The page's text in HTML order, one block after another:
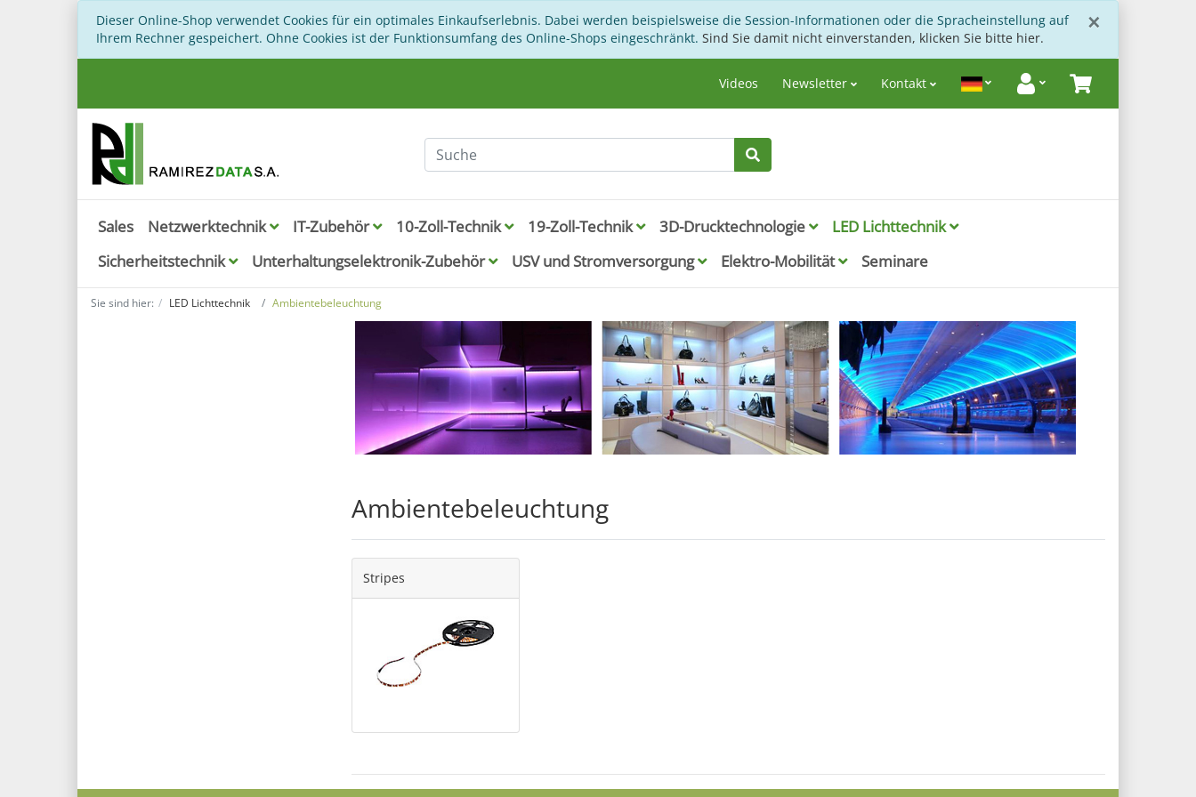
×
Dieser Online-Shop verwendet Cookies für ein optimales Einkaufserlebnis. Dabei werden beispielsweise die Session-Informationen oder die Spracheinstellung auf
Ihrem Rechner gespeichert. Ohne Cookies ist der Funktionsumfang des Online-Shops eingeschränkt. Sind Sie damit nicht einverstanden, klicken Sie bitte hier.
Videos Newsletter Kontakt
Sales Netzwerktechnik IT-Zubehör 10-Zoll-Technik 19-Zoll-Technik 3D-Drucktechnologie
LED Lichttechnik
Sicherheitstechnik
Unterhaltungselektronik-Zubehör USV und Stromversorgung Elektro-Mobilität Seminare
Sie sind hier: LED Lichttechnik Ambientebeleuchtung
Ambientebeleuchtung
Stripes